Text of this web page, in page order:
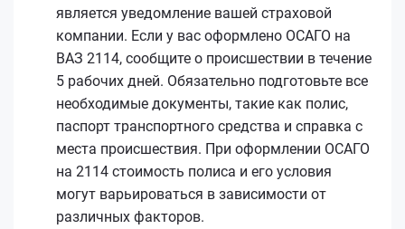
является уведомление вашей страховой
компании. Если у вас оформлено ОСАГО на
ВАЗ 2114, сообщите о происшествии в течение
5 рабочих дней. Обязательно подготовьте все
необходимые документы, такие как полис,
паспорт транспортного средства и справка с
места происшествия. При оформлении ОСАГО
на 2114 стоимость полиса и его условия
могут варьироваться в зависимости от
различных факторов.